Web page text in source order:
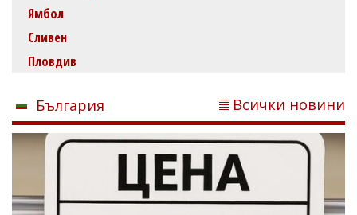
Ямбол
Сливен
Пловдив
България Всички новини